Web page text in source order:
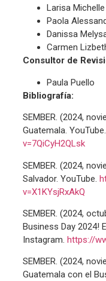
Larisa
Paola
Danissa
Carmen
Consultor de
Paula Puello
Bibliografía:
SEMBER. (2024,
Guatemala. YouTube.
v=7QiCyH2QLsk
SEMBER. (2024,
Salvador. YouTube.
v=X1KYsjRxAkQ
SEMBER. (2024,
Business Day 2024!
Instagram. https://
SEMBER. (2024,
Guatemala con el